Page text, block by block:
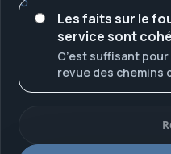
Les faits sur le
service sont
C’est suffisant
revue des chemins